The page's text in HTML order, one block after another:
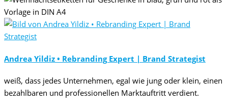
Andrea Yildiz • Rebranding Expert | Brand Strategist
weiß, dass jedes Unternehmen, egal wie jung oder klein, einen
bezahlbaren und professionellen Marktauftritt verdient.